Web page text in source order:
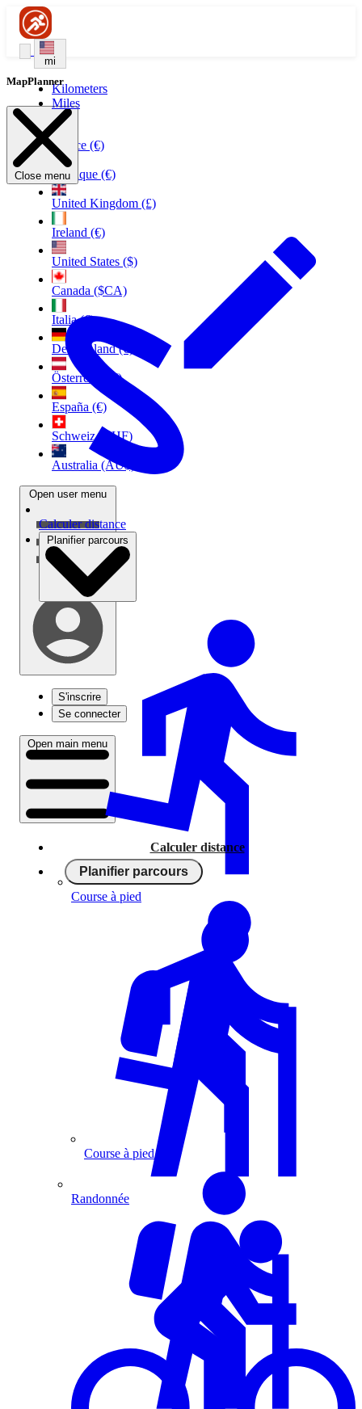
mi
Kilometers
Miles
France (€)
Belgique (€)
United Kingdom (£)
Ireland (€)
United States ($)
Canada ($CA)
Italia (€)
Deutschland (€)
Österreich (€)
España (€)
Schweiz (CHF)
Australia (AU$)
Open user menu
S'inscrire
Se connecter
Open main menu
Calculer distance
Planifier parcours
Course à pied
MapPlanner
Close menu
Calculer distance
Planifier parcours
Course à pied
Randonnée